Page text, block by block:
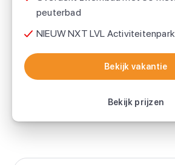
peuterbad
NIEUW NXT LVL Activiteitenpark
Bekijk vakantie
Bekijk prijzen
Bekijk vakantie